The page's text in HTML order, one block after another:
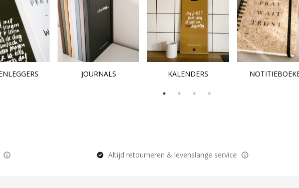
JOURNALS KALENDERS
Altijd retourneren & levenslange service